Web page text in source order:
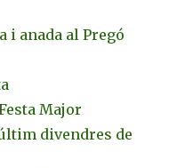
i anada al Pregó
Major
divendres de